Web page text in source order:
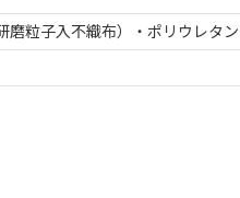
磨粒子入不織布）・ポリウレタン